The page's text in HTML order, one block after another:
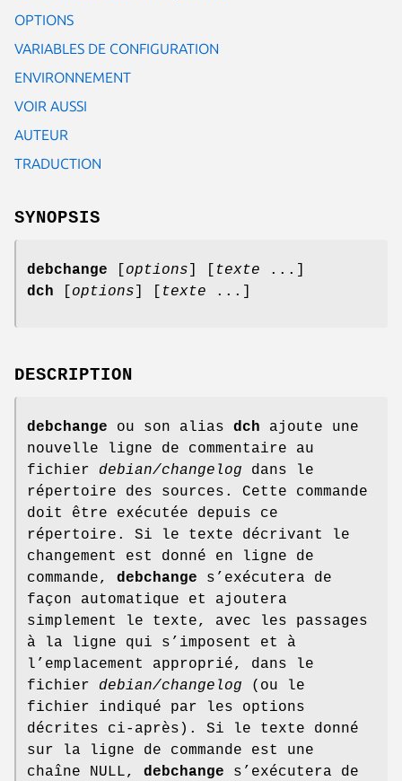
OPTIONS
VARIABLES DE CONFIGURATION
ENVIRONNEMENT
VOIR AUSSI
AUTEUR
TRADUCTION
SYNOPSIS
debchange options texte ...]
dch
options texte ...]
DESCRIPTION
debchange ou son alias dch ajoute une
nouvelle ligne de commentaire au
fichier debian/changelog dans le
répertoire des sources. Cette commande
doit être exécutée depuis ce
répertoire. Si le texte décrivant le
changement est donné en ligne de
commande, debchange s’exécutera de
façon automatique et ajoutera
simplement le texte, avec les passages
à la ligne qui s’imposent et à
l’emplacement approprié, dans le
fichier debian/changelog (ou le
fichier indiqué par les options
décrites ci-après). Si le texte donné
sur la ligne de commande est une
chaîne NULL, debchange s’exécutera de